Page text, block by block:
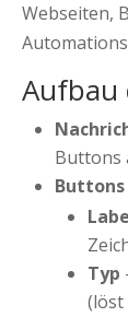
Webseiten,
Aufbau
Buttons
Buttons
Typ
(löst